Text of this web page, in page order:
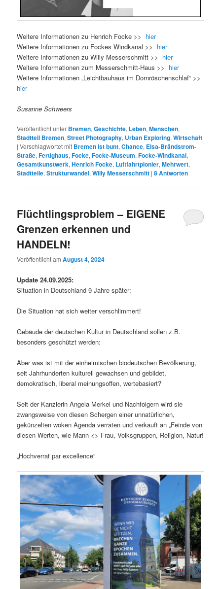
Weitere Informationen zu Henrich Focke >> hier
Weitere Informationen zu Fockes Windkanal >> hier
Weitere Informationen zu Willy Messerschmitt >> hier
Weitere Informationen zum Messerschmitt-Haus >> hier
Weitere Informationen „Leichtbauhaus im Dornröschenschlaf“ >>
hier
Susanne Schweers
Veröffentlicht unter Bremen,Geschichte, Leben,Menschen,
Stadtteil Bremen,Street Photography, Urban Exploring,Wirtschaft
|Verschlagwortet mit Bremen ist bunt,Chance, Elsa-Brändstrom-
Straße,Fertighaus,Focke,Focke-Museum,Focke-Windkanal,
Gesamtkunstwerk,Henrich Focke, Luftfahrtpionier,Mehrwert,
Stadtteile,Strukturwandel,Willy Messerschmitt |8Antworten
Flüchtlingsproblem – EIGENE
Grenzen erkennen und
HANDELN!
Veröffentlicht amAugust 4, 2024
Update 24.09.2025:
Situation in Deutschland 9 Jahre später:
Die Situation hat sich weiter verschlimmert!
Gebäude der deutschen Kultur in Deutschland sollen z.B.
besonders geschützt werden:
Aber was ist mit der einheimischen biodeutschen Bevölkerung,
seit Jahrhunderten kulturell gewachsen und gebildet,
demokratisch, liberal meinungsoffen, wertebasiert?
Seit der Kanzlerin Angela Merkel und Nachfolgern wird sie
zwangsweise von diesen Schergen einer unnatürlichen,
gekünzelten woken Agenda verraten und verkauft an „Feinde von
diesen Werten, wie Mann <> Frau, Volksgruppen, Religion, Natur!
„Hochverrat par excellence“